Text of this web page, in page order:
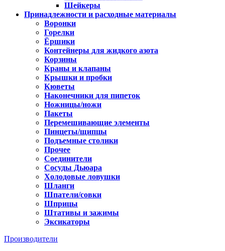
Шейкеры
Принадлежности и расходные материалы
Воронки
Горелки
Ёршики
Контейнеры для жидкого азота
Корзины
Краны и клапаны
Крышки и пробки
Кюветы
Наконечники для пипеток
Ножницы/ножи
Пакеты
Перемешивающие элементы
Пинцеты/щипцы
Подъемные столики
Прочее
Соединители
Сосуды Дьюара
Холодовые ловушки
Шланги
Шпатели/совки
Шприцы
Штативы и зажимы
Эксикаторы
Производители